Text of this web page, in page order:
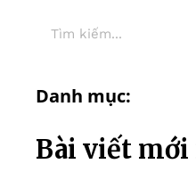
Danh mục:
Bài viết